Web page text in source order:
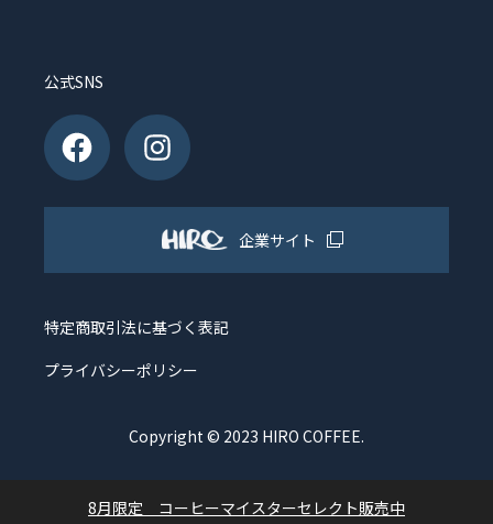
8月限定 コーヒーマイスターセレクト販売中
公式SNS
企業サイト
特定商取引法に基づく表記
プライバシーポリシー
Copyright © 2023 HIRO COFFEE.